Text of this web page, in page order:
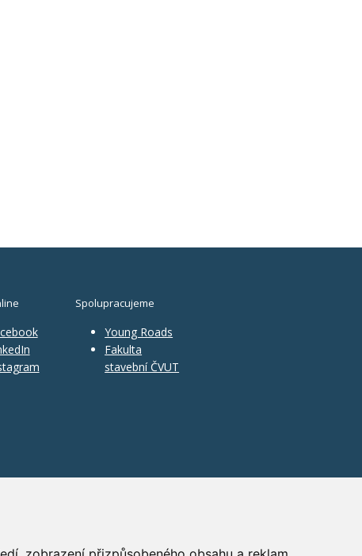
Spolupracujeme
Young Roads
Fakulta
stavební ČVUT